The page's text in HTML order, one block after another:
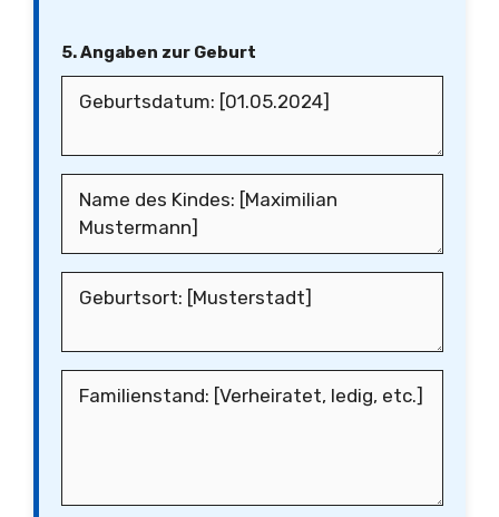
5. Angaben zur Geburt